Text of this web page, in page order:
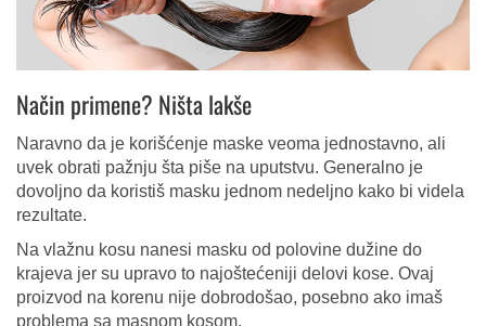
Način primene? Ništa lakše
Naravno da je korišćenje maske veoma jednostavno, ali
uvek obrati pažnju šta piše na uputstvu. Generalno je
dovoljno da koristiš masku jednom nedeljno kako bi videla
rezultate.
Na vlažnu kosu nanesi masku od polovine dužine do
krajeva jer su upravo to najoštećeniji delovi kose. Ovaj
proizvod na korenu nije dobrodošao, posebno ako imaš
problema sa masnom kosom.